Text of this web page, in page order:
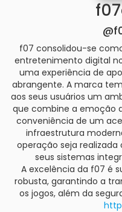
f07 consolidou-se
entretenimento digital
uma experiência de
abrangente. A marca
aos seus usuários um
que combine a emoção
conveniência de um
infraestrutura
operação seja
seus sistemas
A excelência da f07 é
robusta, garantindo a
os jogos, além da